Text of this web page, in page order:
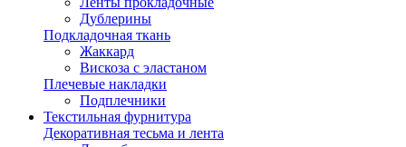
Дублерины
Подкладочная ткань
Жаккард
Вискоза с эластаном
Плечевые накладки
Подплечники
Текстильная фурнитура
Декоративная тесьма и лента